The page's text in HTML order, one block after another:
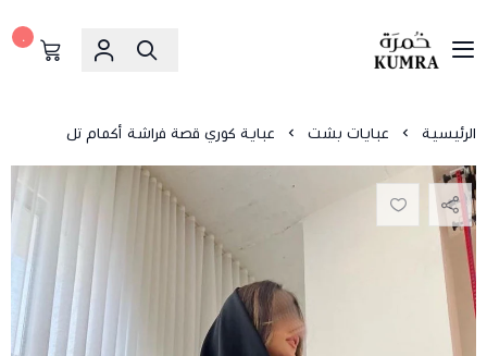
خمرة
٠
الرئيسية عبايات بشت عباية كوري قصة فراشة أكمام تل